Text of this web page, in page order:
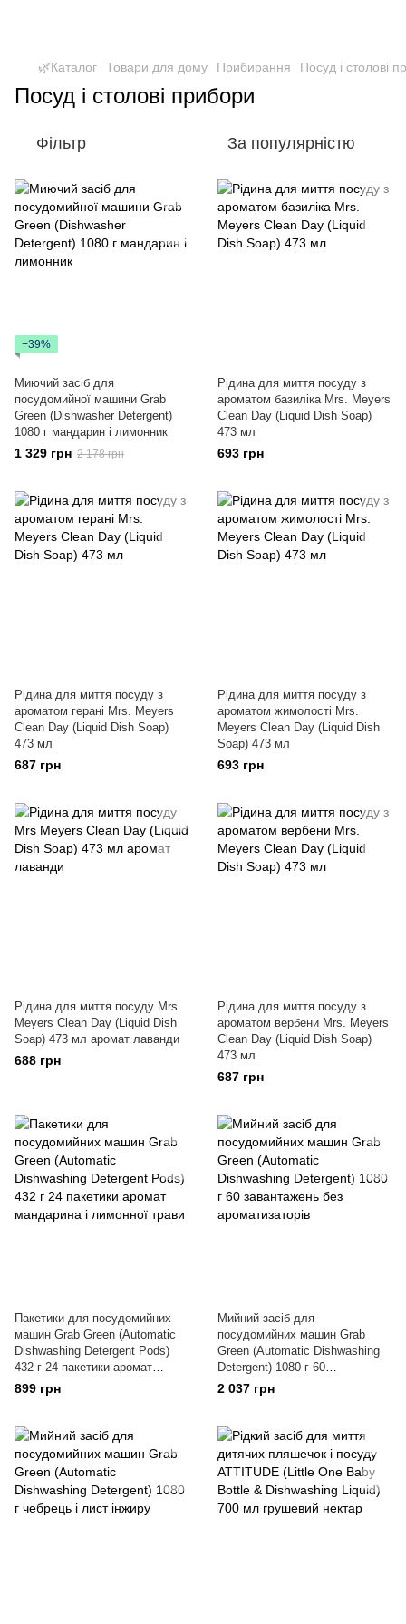
🌿Каталог Товари для дому Прибирання Посуд і столові
Посуд і столові прибори
Фільтр За популярністю
−39%
Миючий засіб для
посудомийної машини Grab
Green (Dishwasher Detergent)
1080 г мандарин і лимонник
1 329 грн 2 178 грн
Рідина для миття посуду з
ароматом базиліка Mrs. Meyers
Clean Day (Liquid Dish Soap)
473 мл
693 грн
Рідина для миття посуду з
ароматом герані Mrs. Meyers
Clean Day (Liquid Dish Soap)
473 мл
687 грн
Рідина для миття посуду з
ароматом жимолості Mrs.
Meyers Clean Day (Liquid Dish
Soap) 473 мл
693 грн
Рідина для миття посуду Mrs
Meyers Clean Day (Liquid Dish
Soap) 473 мл аромат лаванди
688 грн
Рідина для миття посуду з
ароматом вербени Mrs. Meyers
Clean Day (Liquid Dish Soap)
473 мл
687 грн
Пакетики для посудомийних
машин Grab Green (Automatic
Dishwashing Detergent Pods)
432 г 24 пакетики аромат
мандарина і лимонної трави
899 грн
Мийний засіб для
посудомийних машин Grab
Green (Automatic Dishwashing
Detergent) 1080 г 60
завантажень без
ароматизаторів
2 037 грн